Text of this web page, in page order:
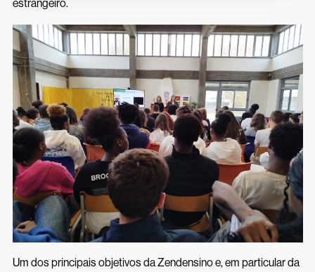
Acessos Inovar
Acesso ao Ensino Superior
estrangeiro.
Um dos principais objetivos da Zendensino e, em particular da